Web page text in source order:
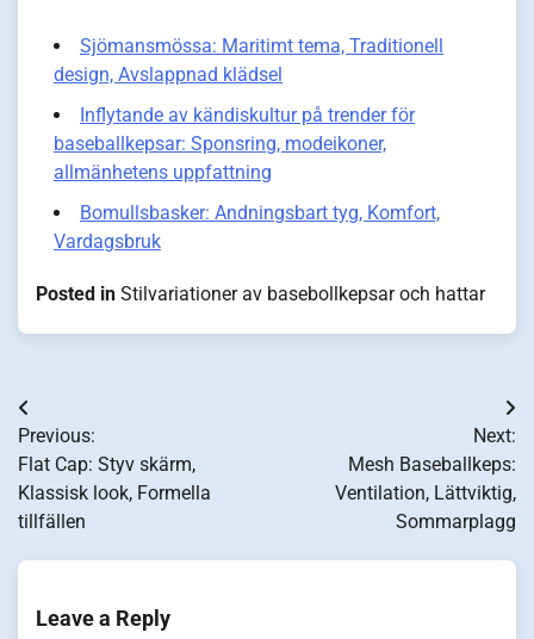
Sjömansmössa: Maritimt tema, Traditionell
design, Avslappnad klädsel
Inflytande av kändiskultur på trender för
baseballkepsar: Sponsring, modeikoner,
allmänhetens uppfattning
Bomullsbasker: Andningsbart tyg, Komfort,
Vardagsbruk
Posted in Stilvariationer av basebollkepsar och hattar
Post
navigation
Previous:
Flat Cap: Styv skärm,
Klassisk look, Formella
tillfällen
Next:
Mesh Baseballkeps:
Ventilation, Lättviktig,
Sommarplagg
Leave a Reply